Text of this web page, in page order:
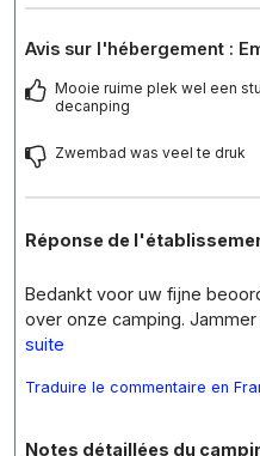
Avis sur l'hébergement :
Mooie ruime plek wel een
decanping
Zwembad was veel te druk
Réponse de
Bedankt voor uw fijne
over onze camping.
suite
Traduire le commentaire en
Notes détaillées du